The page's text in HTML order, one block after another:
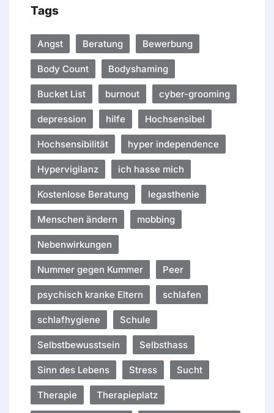
Tags
Angst Beratung Bewerbung
Body Count Bodyshaming
Bucket List burnout cyber-grooming
depression hilfe Hochsensibel
Hochsensibilität hyper independence
Hypervigilanz ich hasse mich
Kostenlose Beratung legasthenie
Menschen ändern mobbing
Nebenwirkungen
Nummer gegen Kummer Peer
psychisch kranke Eltern schlafen
schlafhygiene Schule
Selbstbewusstsein Selbsthass
Sinn des Lebens Stress Sucht
Therapie Therapieplatz